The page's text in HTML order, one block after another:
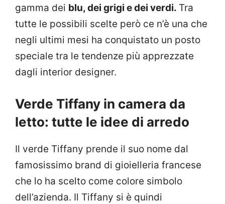
gamma dei blu, dei grigi e dei verdi. Tra
tutte le possibili scelte però ce n’è una che
negli ultimi mesi ha conquistato un posto
speciale tra le tendenze più apprezzate
dagli interior designer.
Verde Tiffany in camera da
letto: tutte le idee di arredo
Il verde Tiffany prende il suo nome dal
famosissimo brand di gioielleria francese
che lo ha scelto come colore simbolo
dell’azienda. Il Tiffany si è quindi